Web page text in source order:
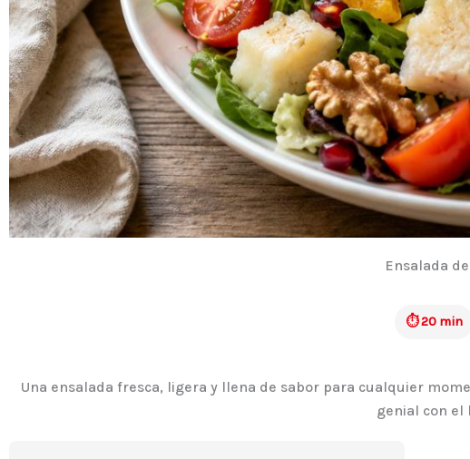
Ensalada
⏱ 20 min
Una ensalada fresca, ligera y llena de sabor para cualquier
genial con el